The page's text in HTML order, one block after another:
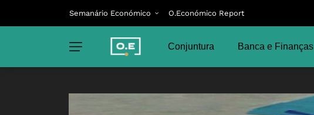
Semanário Económico O.Económico Report
Conjuntura Banca e Finanças